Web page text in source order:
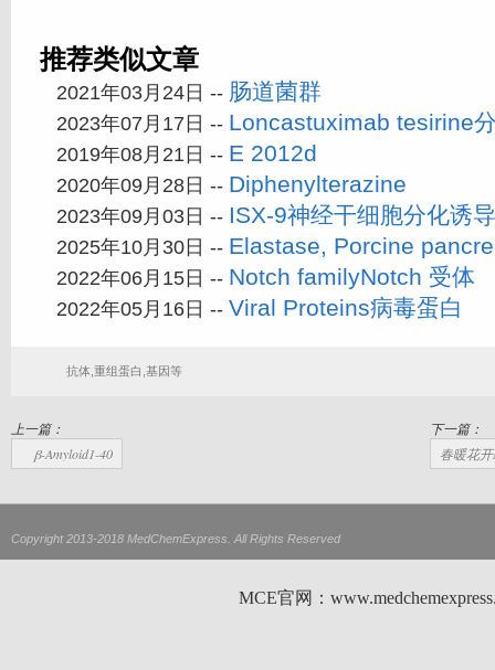
推荐类似文章
2021年03月24日 -- 肠道菌群
2023年07月17日 -- Loncastuximab tesirine
2019年08月21日 -- E 2012d
2020年09月28日 -- Diphenylterazine
2023年09月03日 -- ISX-9神经干细胞分化诱
2025年10月30日 -- Elastase, Porcine
2022年06月15日 -- Notch familyNotch 受体
2022年05月16日 -- Viral Proteins病毒蛋白
抗体,重组蛋白,基因等
上一篇：
β-Amyloid1-40
下一篇：
春暖花
Copyright 2013-2018 MedChemExpress. All Rights Reserved
MCE官网：